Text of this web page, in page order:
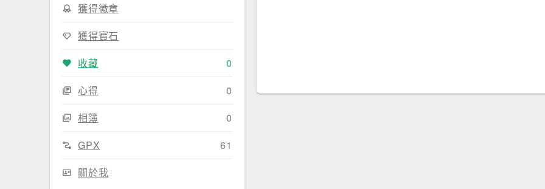
獲得徽章
獲得寶石
收藏
0
心得
0
相簿
0
GPX
61
關於我